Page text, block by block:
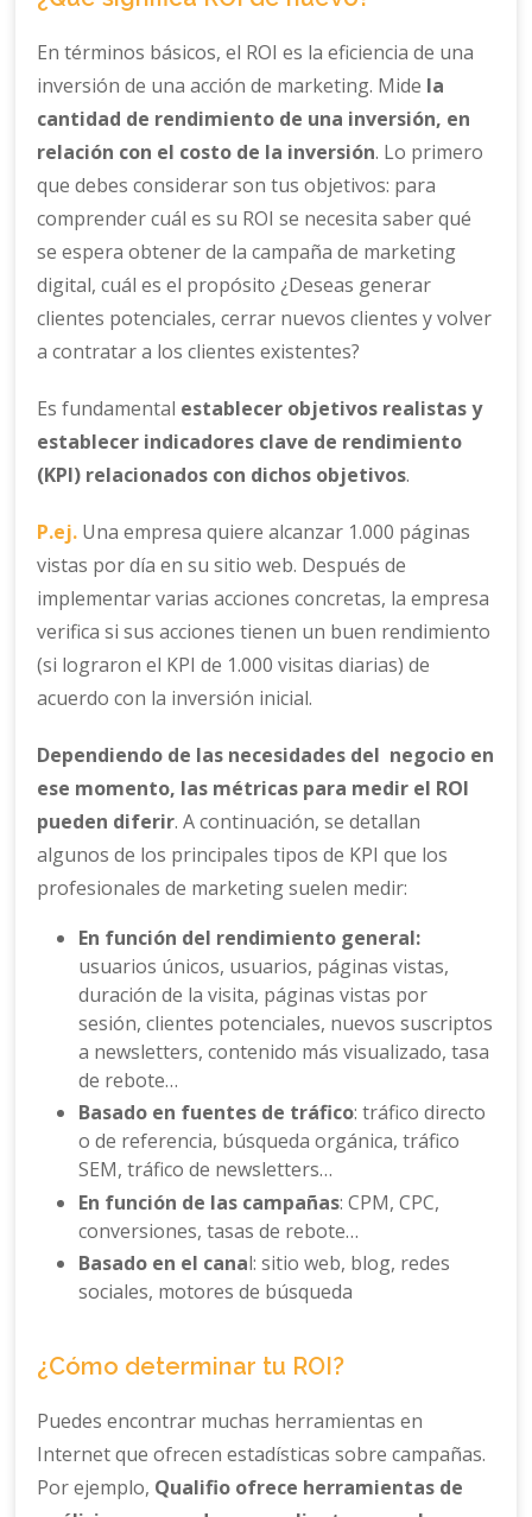
En términos básicos, el ROI es la eficiencia de una
inversión de una acción de marketing. Mide la
cantidad de rendimiento de una inversión, en
relación con el costo de la inversión. Lo primero
que debes considerar son tus objetivos: para
comprender cuál es su ROI se necesita saber qué
se espera obtener de la campaña de marketing
digital, cuál es el propósito ¿Deseas generar
clientes potenciales, cerrar nuevos clientes y volver
a contratar a los clientes existentes?
Es fundamental establecer objetivos realistas y
establecer indicadores clave de rendimiento
(KPI) relacionados con dichos objetivos.
P.ej. Una empresa quiere alcanzar 1.000 páginas
vistas por día en su sitio web. Después de
implementar varias acciones concretas, la empresa
verifica si sus acciones tienen un buen rendimiento
(si lograron el KPI de 1.000 visitas diarias) de
acuerdo con la inversión inicial.
Dependiendo de las necesidades del negocio en
ese momento, las métricas para medir el ROI
pueden diferir. A continuación, se detallan
algunos de los principales tipos de KPI que los
profesionales de marketing suelen medir:
En función del rendimiento general:
usuarios únicos, usuarios, páginas vistas,
duración de la visita, páginas vistas por
sesión, clientes potenciales, nuevos suscriptos
a newsletters, contenido más visualizado, tasa
de rebote…
Basado en fuentes de tráfico: tráfico directo
o de referencia, búsqueda orgánica, tráfico
SEM, tráfico de newsletters…
En función de las campañas: CPM, CPC,
conversiones, tasas de rebote…
Basado en el canal: sitio web, blog, redes
sociales, motores de búsqueda
¿Cómo determinar tu ROI?
Puedes encontrar muchas herramientas en
Internet que ofrecen estadísticas sobre campañas.
Por ejemplo, Qualifio ofrece herramientas de